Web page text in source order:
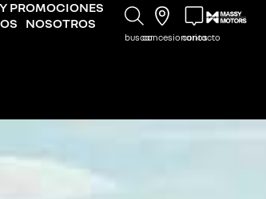
PROMOCIONES
NOSOTROS
buscarconcesionarios
contacto